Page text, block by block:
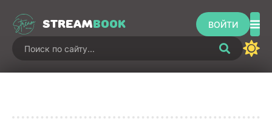
STREAMBOOK ВОЙТИ